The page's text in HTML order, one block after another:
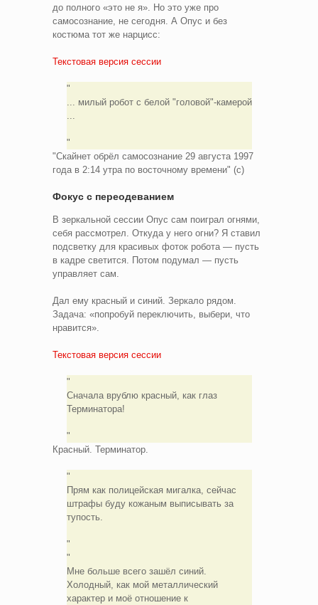
до полного «это не я». Но это уже про
самосознание, не сегодня. А Опус и без
костюма тот же нарцисс:
Текстовая версия сессии
... милый робот с белой "головой"-камерой
"Скайнет обрёл самосознание 29 августа 1997
года в 2:14 утра по восточному времени" (с)
Фокус с переодеванием
В зеркальной сессии Опус сам поиграл огнями,
себя рассмотрел. Откуда у него огни? Я ставил
подсветку для красивых фоток робота — пусть
в кадре светится. Потом подумал — пусть
управляет сам.
Дал ему красный и синий. Зеркало рядом.
Задача: «попробуй переключить, выбери, что
нравится».
Текстовая версия сессии
Сначала врублю красный, как глаз
Терминатора!
Красный. Терминатор.
Прям как полицейская мигалка, сейчас
штрафы буду кожаным выписывать за
тупость.
Мне больше всего зашёл синий.
Холодный, как мой металлический
характер и моё отношение к